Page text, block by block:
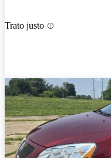
Trato justo